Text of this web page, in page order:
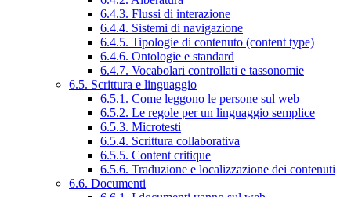
6.4.3. Flussi di interazione
6.4.4. Sistemi di navigazione
6.4.5. Tipologie di contenuto (content type)
6.4.6. Ontologie e standard
6.4.7. Vocabolari controllati e tassonomie
6.5. Scrittura e linguaggio
6.5.1. Come leggono le persone sul web
6.5.2. Le regole per un linguaggio semplice
6.5.3. Microtesti
6.5.4. Scrittura collaborativa
6.5.5. Content critique
6.5.6. Traduzione e localizzazione dei contenuti
6.6. Documenti